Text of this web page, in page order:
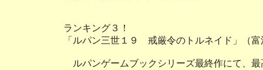
ランキング３！
「ルパン三世１９ 戒厳令のトルネイド」（富
ルパンゲームブックシリーズ最終作にて、